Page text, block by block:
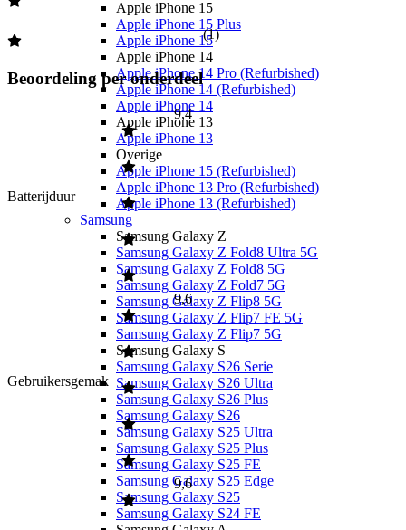
Apple iPhone 15
Apple iPhone 15 Plus
Apple iPhone 15
Apple iPhone 14
Apple iPhone 14 Pro (Refurbished)
Apple iPhone 14 (Refurbished)
Apple iPhone 14
Apple iPhone 13
Apple iPhone 13
Overige
Apple iPhone 15 (Refurbished)
Apple iPhone 13 Pro (Refurbished)
Apple iPhone 13 (Refurbished)
Samsung
Samsung Galaxy Z
Samsung Galaxy Z Fold8 Ultra 5G
Samsung Galaxy Z Fold8 5G
Samsung Galaxy Z Fold7 5G
Samsung Galaxy Z Flip8 5G
Samsung Galaxy Z Flip7 FE 5G
Samsung Galaxy Z Flip7 5G
Samsung Galaxy S
Samsung Galaxy S26 Serie
Samsung Galaxy S26 Ultra
Samsung Galaxy S26 Plus
Samsung Galaxy S26
Samsung Galaxy S25 Ultra
Samsung Galaxy S25 Plus
Samsung Galaxy S25 FE
Samsung Galaxy S25 Edge
Samsung Galaxy S25
Samsung Galaxy S24 FE
(1)
Beoordeling per onderdeel
Batterijduur
9,4
Gebruikersgemak
9,6
9,6